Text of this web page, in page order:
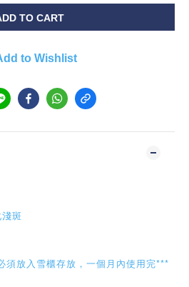
TO CART
to Wishlist
斑
須放入雪櫃存放，一個月內使用完***